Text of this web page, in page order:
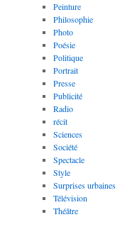
Peinture
Philosophie
Photo
Poésie
Politique
Portrait
Presse
Publicité
Radio
récit
Sciences
Société
Spectacle
Style
Surprises urbaines
Télévision
Théâtre